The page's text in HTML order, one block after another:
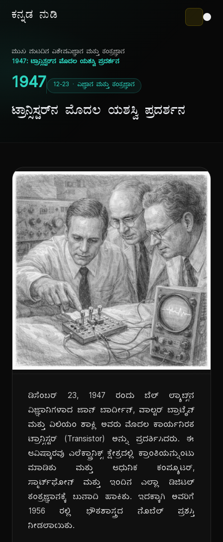
ಕನ್ನಡ ನುಡಿ
ಮುಖ ಪುಟದಿನ ವಿಶೇಷವಿಜ್ಞಾನ ಮತ್ತು ತಂತ್ರಜ್ಞಾನ
1947: ಟ್ರಾನ್ಸಿಸ್ಟರ್‌ನ ಮೊದಲ ಯಶಸ್ವಿ ಪ್ರದರ್ಶನ
1947 12-23 · ವಿಜ್ಞಾನ ಮತ್ತು ತಂತ್ರಜ್ಞಾನ
ಟ್ರಾನ್ಸಿಸ್ಟರ್‌ನ ಮೊದಲ ಯಶಸ್ವಿ ಪ್ರದರ್ಶನ
ಡಿಸೆಂಬರ್ 23, 1947 ರಂದು ಬೆಲ್ ಲ್ಯಾಬ್ಸ್‌ನ
ವಿಜ್ಞಾನಿಗಳಾದ ಜಾನ್ ಬಾರ್ದೀನ್, ವಾಲ್ಟರ್ ಬ್ರಾಟೈನ್
ಮತ್ತು ವಿಲಿಯಂ ಶಾಕ್ಲಿ ಅವರು ಮೊದಲ ಕಾರ್ಯನಿರತ
ಟ್ರಾನ್ಸಿಸ್ಟರ್ (Transistor) ಅನ್ನು ಪ್ರದರ್ಶಿಸಿದರು. ಈ
ಆವಿಷ್ಕಾರವು ಎಲೆಕ್ಟ್ರಾನಿಕ್ಸ್ ಕ್ಷೇತ್ರದಲ್ಲಿ ಕ್ರಾಂತಿಯನ್ನುಂಟು
ಮಾಡಿತು ಮತ್ತು ಆಧುನಿಕ ಕಂಪ್ಯೂಟರ್,
ಸ್ಮಾರ್ಟ್‌ಫೋನ್ ಮತ್ತು ಇಂದಿನ ಎಲ್ಲಾ ಡಿಜಿಟಲ್
ತಂತ್ರಜ್ಞಾನಕ್ಕೆ ಬುನಾದಿ ಹಾಕಿತು. ಇದಕ್ಕಾಗಿ ಅವರಿಗೆ
1956 ರಲ್ಲಿ ಭೌತಶಾಸ್ತ್ರದ ನೊಬೆಲ್ ಪ್ರಶಸ್ತಿ
ನೀಡಲಾಯಿತು.